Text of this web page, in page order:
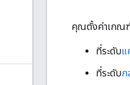
คุณตั้งค่าเกณฑ์
ที่ระดับแ
ที่ระดับก